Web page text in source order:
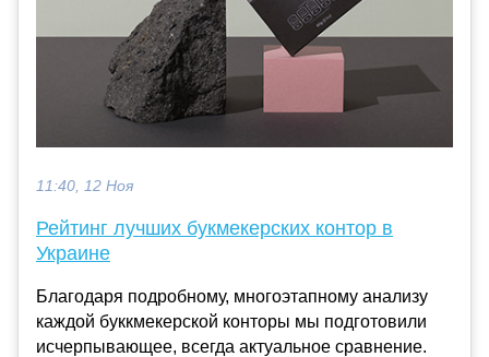
11:40, 12 Ноя
Рейтинг лучших букмекерских контор в
Украине
Благодаря подробному, многоэтапному анализу
каждой буккмекерской конторы мы подготовили
исчерпывающее, всегда актуальное сравнение.